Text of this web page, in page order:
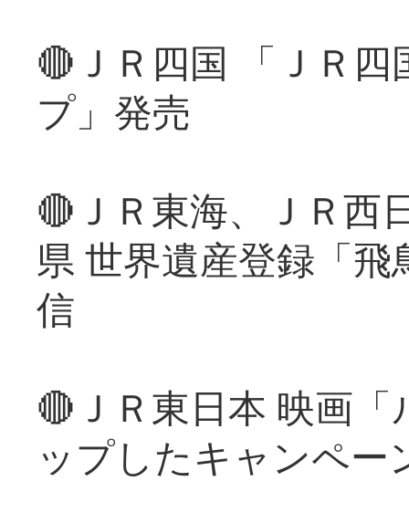
🔴ＪＲ四国 「ＪＲ
プ」発売
🔴ＪＲ東海、ＪＲ西
県 世界遺産登録「
信
🔴ＪＲ東日本 映画
ップしたキャンペー